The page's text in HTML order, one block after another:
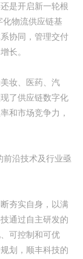
是开启新一轮根
化物流供应链基
协同，管理交付
长。
妆、医药、汽
了供应链数字化
和市场竞争力，
前沿技术及行业亟
夯实自身，以满
通过自主研发的
可控制和可优
划，顺丰科技的